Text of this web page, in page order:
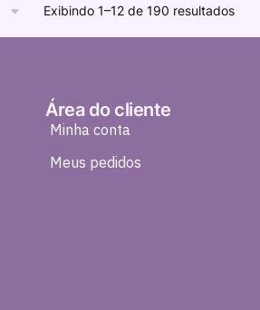
Exibindo 1–12 de 190 resultados
Área do cliente
Minha conta
Meus pedidos